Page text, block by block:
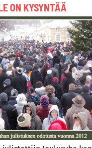
ON KYSYNTÄÄ